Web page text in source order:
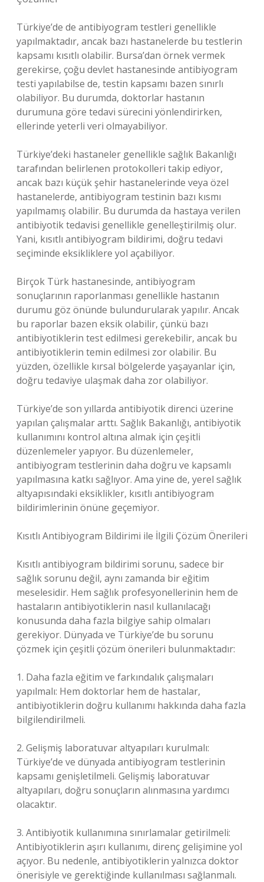
Türkiye’de de antibiyogram testleri genellikle
yapılmaktadır, ancak bazı hastanelerde bu testlerin
kapsamı kısıtlı olabilir. Bursa’dan örnek vermek
gerekirse, çoğu devlet hastanesinde antibiyogram
testi yapılabilse de, testin kapsamı bazen sınırlı
olabiliyor. Bu durumda, doktorlar hastanın
durumuna göre tedavi sürecini yönlendirirken,
ellerinde yeterli veri olmayabiliyor.
Türkiye’deki hastaneler genellikle sağlık Bakanlığı
tarafından belirlenen protokolleri takip ediyor,
ancak bazı küçük şehir hastanelerinde veya özel
hastanelerde, antibiyogram testinin bazı kısmı
yapılmamış olabilir. Bu durumda da hastaya verilen
antibiyotik tedavisi genellikle genelleştirilmiş olur.
Yani, kısıtlı antibiyogram bildirimi, doğru tedavi
seçiminde eksikliklere yol açabiliyor.
Birçok Türk hastanesinde, antibiyogram
sonuçlarının raporlanması genellikle hastanın
durumu göz önünde bulundurularak yapılır. Ancak
bu raporlar bazen eksik olabilir, çünkü bazı
antibiyotiklerin test edilmesi gerekebilir, ancak bu
antibiyotiklerin temin edilmesi zor olabilir. Bu
yüzden, özellikle kırsal bölgelerde yaşayanlar için,
doğru tedaviye ulaşmak daha zor olabiliyor.
Türkiye’de son yıllarda antibiyotik direnci üzerine
yapılan çalışmalar arttı. Sağlık Bakanlığı, antibiyotik
kullanımını kontrol altına almak için çeşitli
düzenlemeler yapıyor. Bu düzenlemeler,
antibiyogram testlerinin daha doğru ve kapsamlı
yapılmasına katkı sağlıyor. Ama yine de, yerel sağlık
altyapısındaki eksiklikler, kısıtlı antibiyogram
bildirimlerinin önüne geçemiyor.
Kısıtlı Antibiyogram Bildirimi ile İlgili Çözüm Önerileri
Kısıtlı antibiyogram bildirimi sorunu, sadece bir
sağlık sorunu değil, aynı zamanda bir eğitim
meselesidir. Hem sağlık profesyonellerinin hem de
hastaların antibiyotiklerin nasıl kullanılacağı
konusunda daha fazla bilgiye sahip olmaları
gerekiyor. Dünyada ve Türkiye’de bu sorunu
çözmek için çeşitli çözüm önerileri bulunmaktadır:
1. Daha fazla eğitim ve farkındalık çalışmaları
yapılmalı: Hem doktorlar hem de hastalar,
antibiyotiklerin doğru kullanımı hakkında daha fazla
bilgilendirilmeli.
2. Gelişmiş laboratuvar altyapıları kurulmalı:
Türkiye’de ve dünyada antibiyogram testlerinin
kapsamı genişletilmeli. Gelişmiş laboratuvar
altyapıları, doğru sonuçların alınmasına yardımcı
olacaktır.
3. Antibiyotik kullanımına sınırlamalar getirilmeli:
Antibiyotiklerin aşırı kullanımı, direnç gelişimine yol
açıyor. Bu nedenle, antibiyotiklerin yalnızca doktor
önerisiyle ve gerektiğinde kullanılması sağlanmalı.